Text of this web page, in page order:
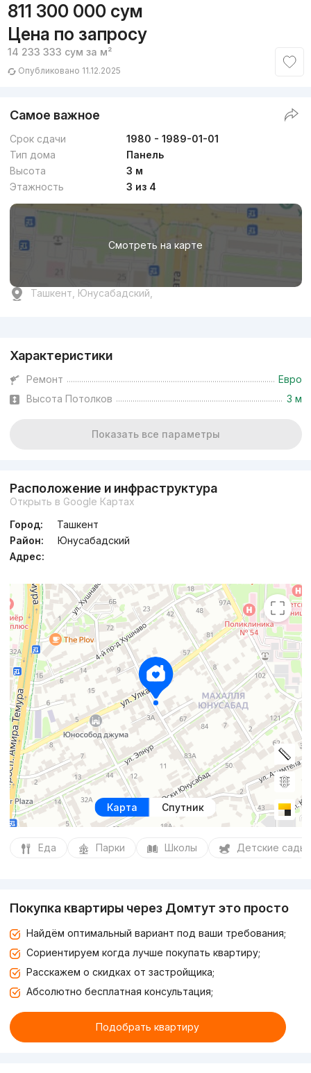
811 300 000 сум
Цена по запросу
14 233 333 сум за м²
Опубликовано 11.12.2025
Самое важное
Срок сдачи
1980 - 1989-01-01
Тип дома
Панель
Высота
3 м
Этажность
3 из 4
Смотреть на карте
Ташкент, Юнусабадский,
Характеристики
Ремонт
Евро
Высота Потолков
3 м
Показать все параметры
Расположение и инфраструктура
Открыть в Google Картах
Город:
Ташкент
Район:
Юнусабадский
Адрес:
Карта Спутник
Еда Парки Школы Детские сады
Покупка квартиры через Домтут это просто
Найдём оптимальный вариант под ваши требования;
Сориентируем когда лучше покупать квартиру;
Расскажем о скидках от застройщика;
Абсолютно бесплатная консультация;
Подобрать квартиру